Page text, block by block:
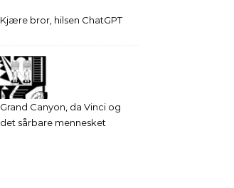
Kjære bror, hilsen ChatGPT
Grand Canyon, da Vinci og
det sårbare mennesket